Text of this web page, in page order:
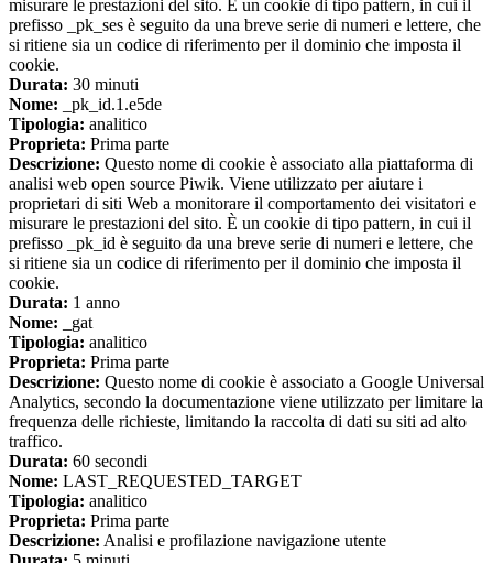
misurare le prestazioni del sito. È un cookie di tipo pattern, in cui il
prefisso _pk_ses è seguito da una breve serie di numeri e lettere, che
si ritiene sia un codice di riferimento per il dominio che imposta il
cookie.
Durata: 30 minuti
Nome: _pk_id.1.e5de
Tipologia: analitico
Proprieta: Prima parte
Descrizione: Questo nome di cookie è associato alla piattaforma di
analisi web open source Piwik. Viene utilizzato per aiutare i
proprietari di siti Web a monitorare il comportamento dei visitatori e
misurare le prestazioni del sito. È un cookie di tipo pattern, in cui il
prefisso _pk_id è seguito da una breve serie di numeri e lettere, che
si ritiene sia un codice di riferimento per il dominio che imposta il
cookie.
Durata: 1 anno
Nome: _gat
Tipologia: analitico
Proprieta: Prima parte
Descrizione: Questo nome di cookie è associato a Google Universal
Analytics, secondo la documentazione viene utilizzato per limitare la
frequenza delle richieste, limitando la raccolta di dati su siti ad alto
traffico.
Durata: 60 secondi
Nome: LAST_REQUESTED_TARGET
Tipologia: analitico
Proprieta: Prima parte
Descrizione: Analisi e profilazione navigazione utente